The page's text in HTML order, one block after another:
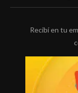
Recibí en tu